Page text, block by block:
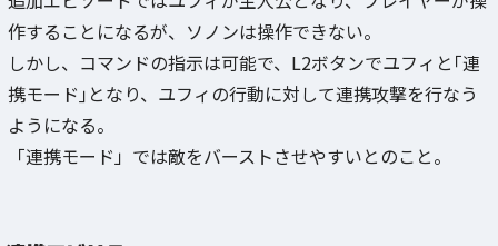
作することになるが、ソノンは操作できない。
しかし、コマンドの指示は可能で、L2ボタンでユフィと｢連
携モード｣となり、ユフィの行動に対して連携攻撃を行なう
ようになる。
「連携モード」では敵をバーストさせやすいとのこと。